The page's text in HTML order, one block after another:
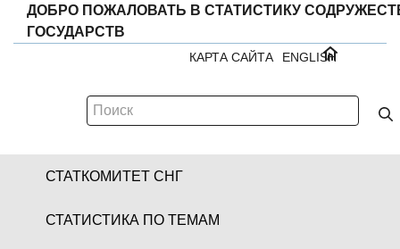
ДОБРО ПОЖАЛОВАТЬ В СТАТИСТИКУ
ГОСУДАРСТВ
ENGLISH
КАРТА САЙТА
СТАТКОМИТЕТ СНГ
СТАТИСТИКА ПО ТЕМАМ